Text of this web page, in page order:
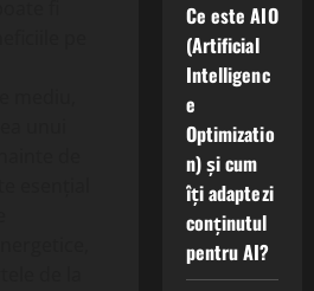
Ce este AIO
(Artificial
Intelligenc
e
Optimizatio
n) și cum
îți adaptezi
conținutul
pentru AI?